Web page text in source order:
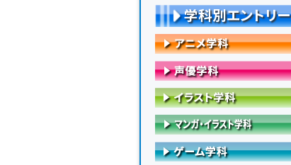
学科別エントリー